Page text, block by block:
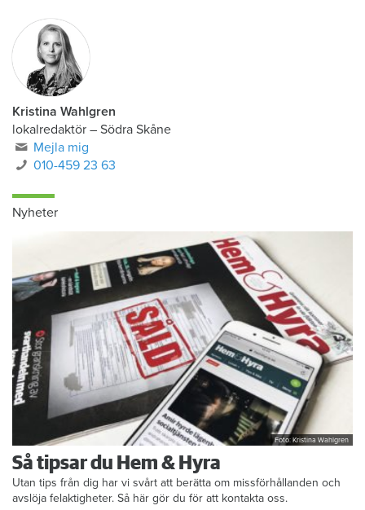
Kristina Wahlgren
lokalredaktör – Södra Skåne
Mejla mig
010-459 23 63
Nyheter
Foto: Kristina Wahlgren
Så tipsar du Hem & Hyra
Utan tips från dig har vi svårt att berätta om missförhållanden och
avslöja felaktigheter. Så här gör du för att kontakta oss.